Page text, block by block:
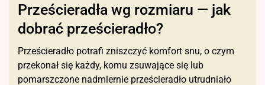
Prześcieradła wg rozmiaru — jak
dobrać prześcieradło?
Prześcieradło potrafi zniszczyć komfort snu, o czym
przekonał się każdy, komu zsuwające się lub
pomarszczone nadmiernie prześcieradło utrudniało